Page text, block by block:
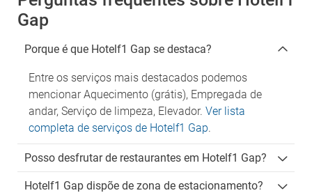
Gap
Porque é que Hotelf1 Gap se destaca?
Entre os serviços mais destacados podemos
mencionar Aquecimento (grátis), Empregada de
andar, Serviço de limpeza, Elevador. Ver lista
completa de serviços de Hotelf1 Gap.
Posso desfrutar de restaurantes em Hotelf1 Gap?
Hotelf1 Gap dispõe de zona de estacionamento?